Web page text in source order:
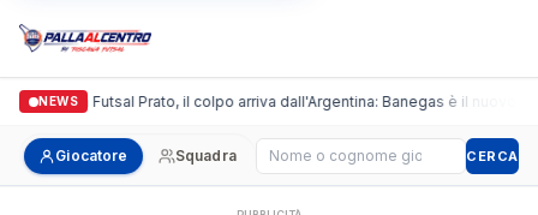
NEWS
Italgronda Futsal Prato, il colpo arriva dall'Argentina: Banegas è il nuovo
Giocatore Squadra Cerca giocatore CERCA